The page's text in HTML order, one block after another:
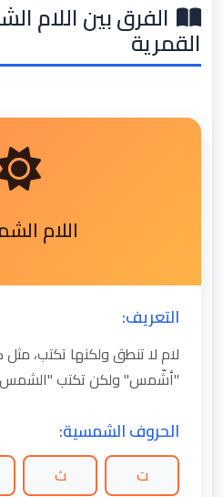
الفرق بين اللام
القمرية
اللام
التعريف:
لام لا تنطق ولكنها تكتب،
"أشّمس" ولكن تكتب
الحروف الشمسية:
ت ث